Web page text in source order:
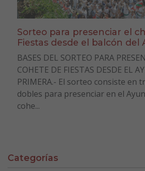
Sorteo para presenciar el
Fiestas desde el balcón
BASES DEL SORTEO PARA
COHETE DE FIESTAS DESDE EL
PRIMERA.- El sorteo consiste en
dobles para presenciar en el
cohe...
Categorías